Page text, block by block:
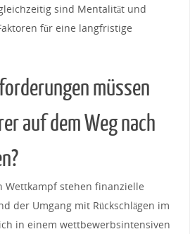
sind ​Mentalität und
für eine langfristige
‍müssen
auf dem Weg ⁢nach
​Wettkampf stehen finanzielle
der Umgang mit ‍Rückschlägen im
in einem‍ wettbewerbsintensiven​